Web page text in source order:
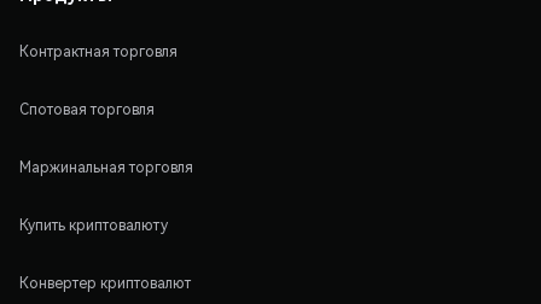
Контрактная торговля
Спотовая торговля
Маржинальная торговля
Купить криптовалюту
Конвертер криптовалют